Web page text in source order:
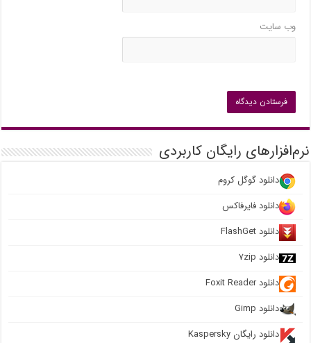
وب‌ سایت
نرم‌افزارهای رایگان کاربردی
دانلود گوگل کروم
دانلود فایرفاکس
دانلود FlashGet
دانلود ۷zip
دانلود Foxit Reader
دانلود Gimp
دانلود رایگان Kaspersky